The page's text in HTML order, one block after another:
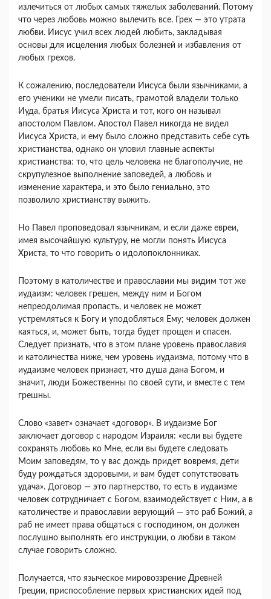
излечиться от любых самых тяжелых заболеваний. Потому
что через любовь можно вылечить все. Грех — это утрата
любви. Иисус учил всех людей любить, закладывая
основы для исцеления любых болезней и избавления от
любых грехов.
К сожалению, последователи Иисуса были язычниками, а
его ученики не умели писать, грамотой владели только
Иуда, братья Иисуса Христа и тот, кого он называл
апостолом Павлом. Апостол Павел никогда не видел
Иисуса Христа, и ему было сложно представить себе суть
христианства, однако он уловил главные аспекты
христианства: то, что цель человека не благополучие, не
скрупулезное выполнение заповедей, а любовь и
изменение характера, и это было гениально, это
позволило христианству выжить.
Но Павел проповедовал язычникам, и если даже евреи,
имея высочайшую культуру, не могли понять Иисуса
Христа, то что говорить о идолопоклонниках.
Поэтому в католичестве и православии мы видим тот же
иудаизм: человек грешен, между ним и Богом
непреодолимая пропасть, и человек не может
устремляться к Богу и уподобляться Ему; человек должен
каяться, и, может быть, тогда будет прощен и спасен.
Следует признать, что в этом плане уровень православия
и католичества ниже, чем уровень иудаизма, потому что в
иудаизме человек признает, что душа дана Богом, и
значит, люди Божественны по своей сути, и вместе с тем
грешны.
Слово «завет» означает «договор». В иудаизме Бог
заключает договор с народом Израиля: «если вы будете
сохранять любовь ко Мне, если вы будете следовать
Моим заповедям, то у вас дождь придет вовремя, дети
буду рождаться здоровыми, и вам будет сопутствовать
удача». Договор — это партнерство, то есть в иудаизме
человек сотрудничает с Богом, взаимодействует с Ним, а в
католичестве и православии верующий — это раб Божий, а
раб не имеет права общаться с господином, он должен
послушно выполнять его инструкции, о любви в таком
случае говорить сложно.
Получается, что языческое мировоззрение Древней
Греции, приспособление первых христианских идей под